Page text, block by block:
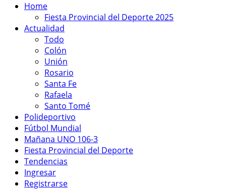
Home
Fiesta Provincial del Deporte 2025
Actualidad
Todo
Colón
Unión
Rosario
Santa Fe
Rafaela
Santo Tomé
Polideportivo
Fútbol Mundial
Mañana UNO 106-3
Fiesta Provincial del Deporte
Tendencias
Ingresar
Registrarse